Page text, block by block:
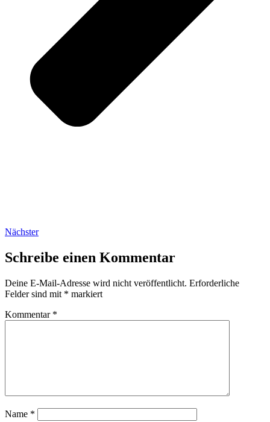
Nächster
Schreibe einen Kommentar
Deine E-Mail-Adresse wird nicht veröffentlicht. Erforderliche
Felder sind mit * markiert
Kommentar *
Name *